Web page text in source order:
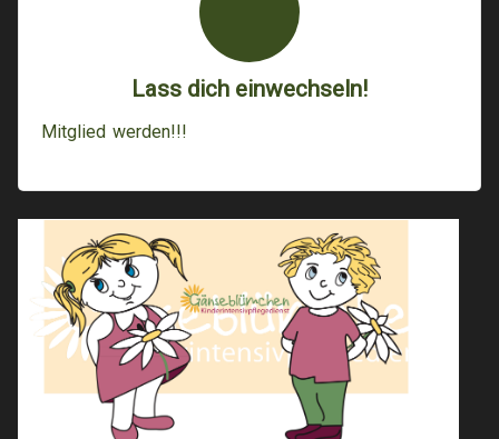
Lass dich einwechseln!
Mitglied werden!!!